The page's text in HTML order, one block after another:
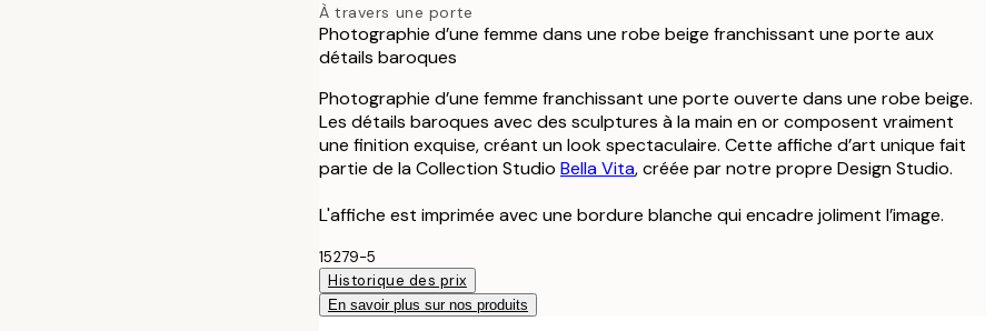
À travers une porte
Photographie d’une femme dans une robe beige franchissant une porte aux
détails baroques
Photographie d’une femme franchissant une porte ouverte dans une robe beige.
Les détails baroques avec des sculptures à la main en or composent vraiment
une finition exquise, créant un look spectaculaire. Cette affiche d’art unique fait
partie de la Collection Studio Bella Vita, créée par notre propre Design Studio.
L'affiche est imprimée avec une bordure blanche qui encadre joliment l’image.
15279-5
Historique des prix
En savoir plus sur nos produits